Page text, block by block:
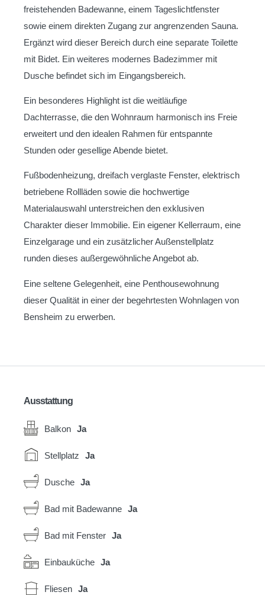
freistehenden Badewanne, einem Tageslichtfenster
sowie einem direkten Zugang zur angrenzenden Sauna.
Ergänzt wird dieser Bereich durch eine separate Toilette
mit Bidet. Ein weiteres modernes Badezimmer mit
Dusche befindet sich im Eingangsbereich.
Ein besonderes Highlight ist die weitläufige
Dachterrasse, die den Wohnraum harmonisch ins Freie
erweitert und den idealen Rahmen für entspannte
Stunden oder gesellige Abende bietet.
Fußbodenheizung, dreifach verglaste Fenster, elektrisch
betriebene Rollläden sowie die hochwertige
Materialauswahl unterstreichen den exklusiven
Charakter dieser Immobilie. Ein eigener Kellerraum, eine
Einzelgarage und ein zusätzlicher Außenstellplatz
runden dieses außergewöhnliche Angebot ab.
Eine seltene Gelegenheit, eine Penthousewohnung
dieser Qualität in einer der begehrtesten Wohnlagen von
Bensheim zu erwerben.
Ausstattung
Balkon Ja
Stellplatz Ja
Dusche Ja
Bad mit Badewanne Ja
Bad mit Fenster Ja
Einbauküche Ja
Fliesen Ja